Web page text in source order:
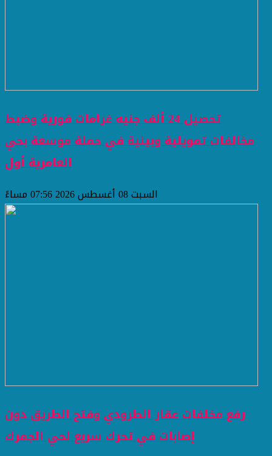
تحصيل 24 ألف جنيه غرامات فورية وضبط
مخالفات تمويلية وبيئية في حملة موسعة بحي
العامرية أول
السبت 08 أغسطس 2026 07:56 مساءً
رفع مخلفات عقار الطرودي وفتح الطريق دون
إصابات في تحرك سريع لحي الجمرك